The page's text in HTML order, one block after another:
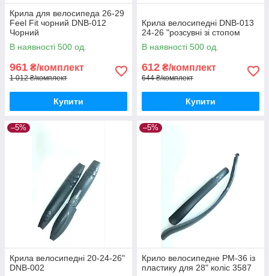
Крила для велосипеда 26-29
Feel Fit чорний DNB-012
Чорний
В наявності 500 од.
961 ₴/комплект
1 012 ₴/комплект
Купити
Крила велосипедні DNB-013
24-26 "розсувні зі стопом
В наявності 500 од.
612 ₴/комплект
644 ₴/комплект
Купити
–5%
Крила велосипедні 20-24-26"
DNB-002
–5%
Крило велосипедне PM-36 із
пластику для 28" коліс 3587